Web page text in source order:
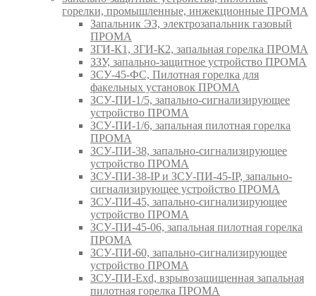
горелки, промышленные, инжекционные ПРОМА
Запальник ЭЗ, электрозапальник газовый
ПРОМА
ЗГИ-К1, ЗГИ-К2, запальная горелка ПРОМА
ЗЗУ, запально-защитное устройство ПРОМА
ЗСУ-45-ФС, Пилотная горелка для
факельных установок ПРОМА
ЗСУ-ПИ-1/5, запально-сигнализирующее
устройство ПРОМА
ЗСУ-ПИ-1/6, запальная пилотная горелка
ПРОМА
ЗСУ-ПИ-38, запально-сигнализирующее
устройство ПРОМА
ЗСУ-ПИ-38-IP и ЗСУ-ПИ-45-IP, запально-
сигнализирующее устройство ПРОМА
ЗСУ-ПИ-45, запально-сигнализирующее
устройство ПРОМА
ЗСУ-ПИ-45-06, запальная пилотная горелка
ПРОМА
ЗСУ-ПИ-60, запально-сигнализирующее
устройство ПРОМА
ЗСУ-ПИ-Exd, взрывозащищенная запальная
пилотная горелка ПРОМА